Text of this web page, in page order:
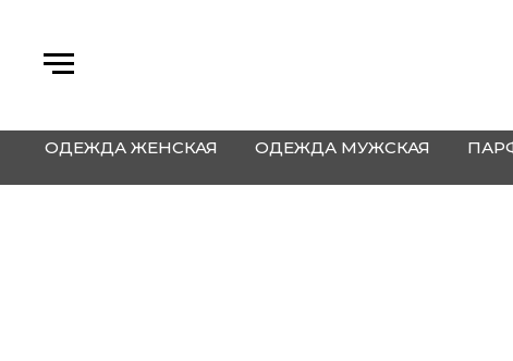
ОДЕЖДА ЖЕНСКАЯ ОДЕЖДА МУЖСКАЯ